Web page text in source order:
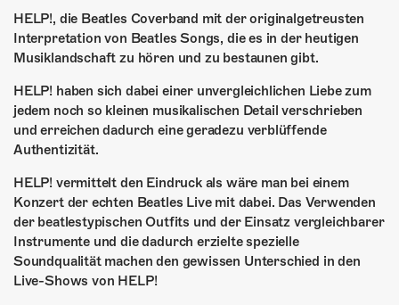
HELP!, die Beatles Coverband mit der originalgetreusten
Interpretation von Beatles Songs, die es in der heutigen
Musiklandschaft zu hören und zu bestaunen gibt.
HELP! haben sich dabei einer unvergleichlichen Liebe zum
jedem noch so kleinen musikalischen Detail verschrieben
und erreichen dadurch eine geradezu verblüffende
Authentizität.
HELP! vermittelt den Eindruck als wäre man bei einem
Konzert der echten Beatles Live mit dabei. Das Verwenden
der beatlestypischen Outfits und der Einsatz vergleichbarer
Instrumente und die dadurch erzielte spezielle
Soundqualität machen den gewissen Unterschied in den
Live-Shows von HELP!